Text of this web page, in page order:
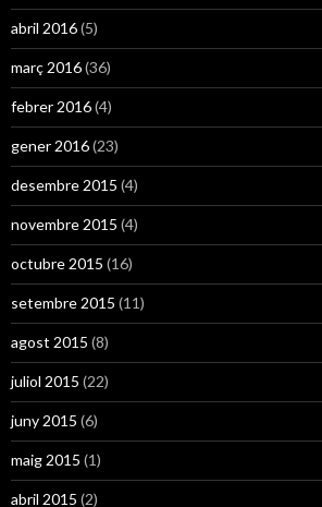
abril 2016(5)
març 2016(36)
febrer 2016(4)
gener 2016(23)
desembre 2015 (4)
novembre 2015 (4)
octubre 2015 (16)
setembre 2015 (11)
agost 2015 (8)
juliol 2015 (22)
juny 2015 (6)
maig 2015 (1)
abril 2015 (2)